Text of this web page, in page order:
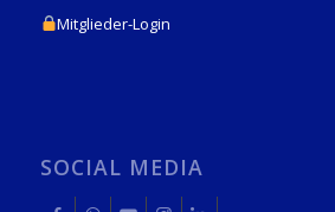
Mitglieder-Login
SOCIAL MEDIA